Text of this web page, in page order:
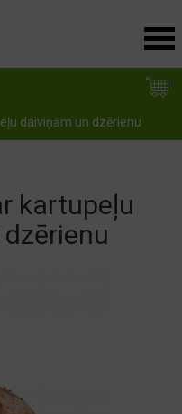
daiviņām un dzērienu
kartupeļu